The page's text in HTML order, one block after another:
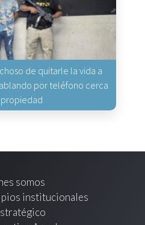
de quitarle la vida a
por teléfono cerca
propiedad
somos
institucionales